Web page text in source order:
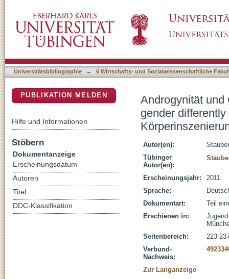
Geschlechtervariationen in
Universitätsbibliographie → 6 Wirtschafts- und Sozialwissenschaftliche
Androgynität und
gender
Autor(en):
Tübinger
Autor(en):
Erscheinungsjahr:
2011
Sprache:
Dokumentart:
Teil
Erschienen in:
Seitenbereich:
223-
Verbund-
Nachweis:
Zur Langanzeige
PUBLIKATION MELDEN
Hilfe und Informationen
Stöbern
Dokumentanzeige
Erscheinungsdatum
Autoren
Titel
DDC-Klassifikation